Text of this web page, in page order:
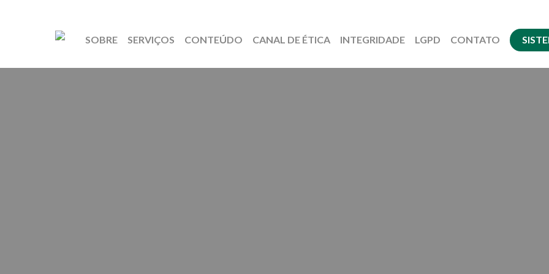
SOBRE SERVIÇOS CONTEÚDO CANAL DE ÉTICA INTEGRIDADE LGPD CONTATO